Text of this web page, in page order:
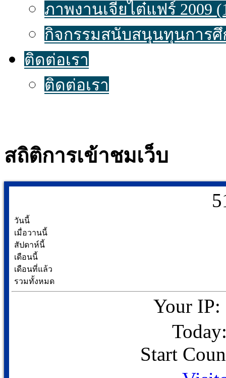
ภาพงานเจียไต๋แฟร์ 2009
กิจกรรมสนับสนุนทุนการศึ
ติดต่อเรา
ติดต่อเรา
สถิติการเข้าชมเว็บ
5
วันนี้
เมื่อวานนี้
สัปดาห์นี้
เดือนนี้
เดือนที่แล้ว
รวมทั้งหมด
Your IP:
Start